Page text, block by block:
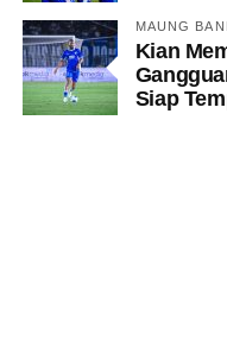
MAUNG
Kian
Siap